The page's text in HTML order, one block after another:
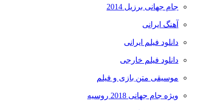
جام جهانی برزیل 2014
آهنگ ایرانی
دانلود فیلم ایرانی
دانلود فیلم خارجی
موسیقی متن بازی و فیلم
ویژه جام جهانی 2018 روسیه